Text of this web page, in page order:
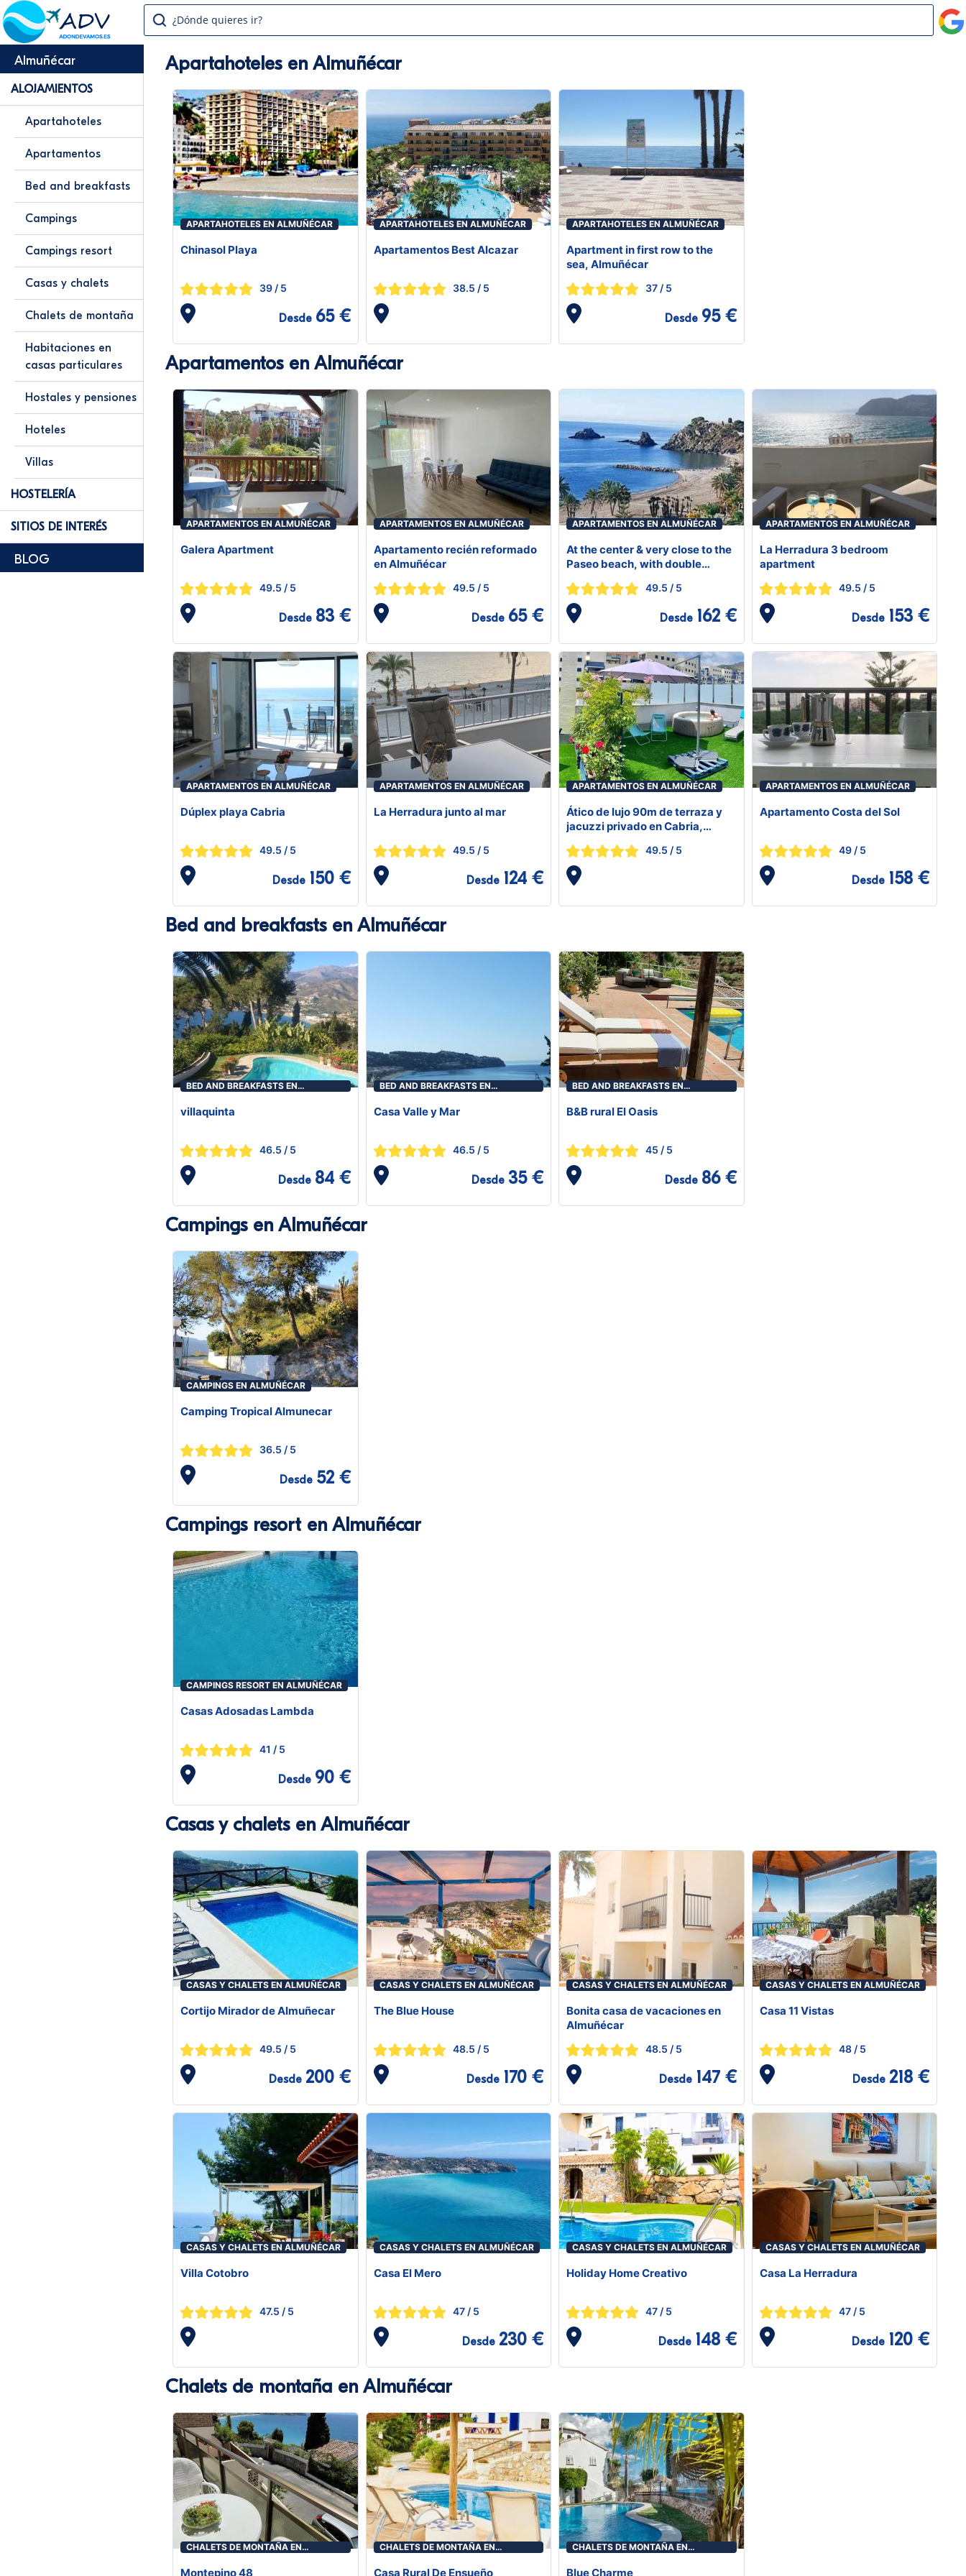
¿Dónde quieres ir?
Almuñécar
ALOJAMIENTOS
Apartahoteles
Apartamentos
Bed and breakfasts
Campings
Campings resort
Casas y chalets
Chalets de montaña
Habitaciones en
casas particulares
Hostales y pensiones
Hoteles
Villas
HOSTELERÍA
SITIOS DE INTERÉS
BLOG
Apartahoteles en Almuñécar
APARTAHOTELES EN ALMUÑÉCAR
Chinasol Playa
39 / 5
Desde 65 €
APARTAHOTELES EN ALMUÑÉCAR
Apartamentos Best Alcazar
38.5 / 5
APARTAHOTELES EN ALMUÑÉCAR
Apartment in first row to the
sea, Almuñécar
37 / 5
Desde 95 €
Apartamentos en Almuñécar
APARTAMENTOS EN ALMUÑÉCAR
Galera Apartment
49.5 / 5
Desde 83 €
APARTAMENTOS EN ALMUÑÉCAR
Apartamento recién reformado
en Almuñécar
49.5 / 5
Desde 65 €
APARTAMENTOS EN ALMUÑÉCAR
At the center & very close to the
Paseo beach, with double
equipped apartment
49.5 / 5
Desde 162 €
APARTAMENTOS EN ALMUÑÉCAR
La Herradura 3 bedroom
apartment
49.5 / 5
Desde 153 €
APARTAMENTOS EN ALMUÑÉCAR
Dúplex playa Cabria
49.5 / 5
Desde 150 €
APARTAMENTOS EN ALMUÑÉCAR
La Herradura junto al mar
49.5 / 5
Desde 124 €
APARTAMENTOS EN ALMUÑÉCAR
Ático de lujo 90m de terraza y
jacuzzi privado en Cabria,
49.5 / 5
APARTAMENTOS EN ALMUÑÉCAR
Apartamento Costa del Sol
49/ 5
Desde 158 €
Bed and breakfasts en Almuñécar
BED AND BREAKFASTS EN
villaquinta
46.5 / 5
Desde 84 €
BED AND BREAKFASTS EN
Casa Valle y Mar
46.5 / 5
Desde 35 €
BED AND BREAKFASTS EN
B&B rural El Oasis
45 / 5
Desde 86 €
Campings en Almuñécar
CAMPINGS EN ALMUÑÉCAR
Camping Tropical Almunecar
36.5 / 5
Desde 52 €
Campings resort en Almuñécar
CAMPINGS RESORT EN ALMUÑÉCAR
Casas Adosadas Lambda
41 / 5
Desde 90 €
Casas y chalets en Almuñécar
CASAS Y CHALETS EN ALMUÑÉCAR
Cortijo Mirador de Almuñecar
49.5 / 5
Desde 200 €
CASAS Y CHALETS EN ALMUÑÉCAR
The Blue House
48.5 / 5
Desde 170 €
CASAS Y CHALETS EN ALMUÑÉCAR
Bonita casa de vacaciones en
Almuñécar
48.5 / 5
Desde 147 €
CASAS Y CHALETS EN ALMUÑÉCAR
Casa 11 Vistas
48/ 5
Desde 218 €
CASAS Y CHALETS EN ALMUÑÉCAR
Villa Cotobro
47.5 / 5
CASAS Y CHALETS EN ALMUÑÉCAR
Casa El Mero
47/ 5
Desde 230 €
CASAS Y CHALETS EN ALMUÑÉCAR
Holiday Home Creativo
47 / 5
Desde 148 €
CASAS Y CHALETS EN ALMUÑÉCAR
Casa La Herradura
47/ 5
Desde 120 €
Chalets de montaña en Almuñécar
CHALETS DE MONTAÑA EN
Montepino 48
CHALETS DE MONTAÑA EN
Casa Rural De Ensueño
CHALETS DE MONTAÑA EN
Blue Charme